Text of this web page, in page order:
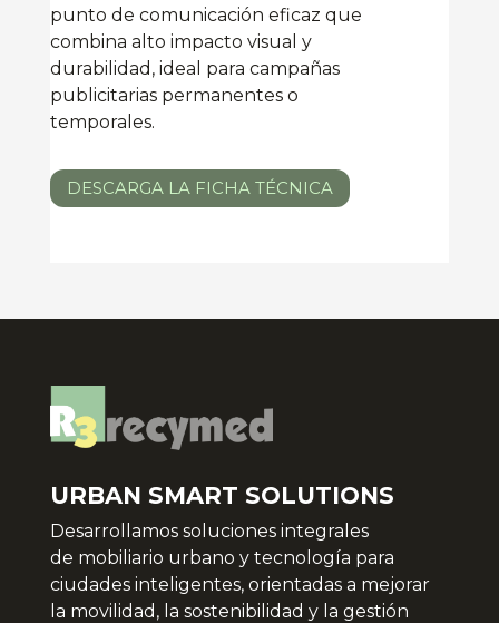
punto de comunicación eficaz que
combina alto impacto visual y
durabilidad, ideal para campañas
publicitarias permanentes o
temporales.
DESCARGA LA FICHA TÉCNICA
URBAN SMART SOLUTIONS
Desarrollamos soluciones integrales
de mobiliario urbano y tecnología para
ciudades inteligentes, orientadas a mejorar
la movilidad, la sostenibilidad y la gestión